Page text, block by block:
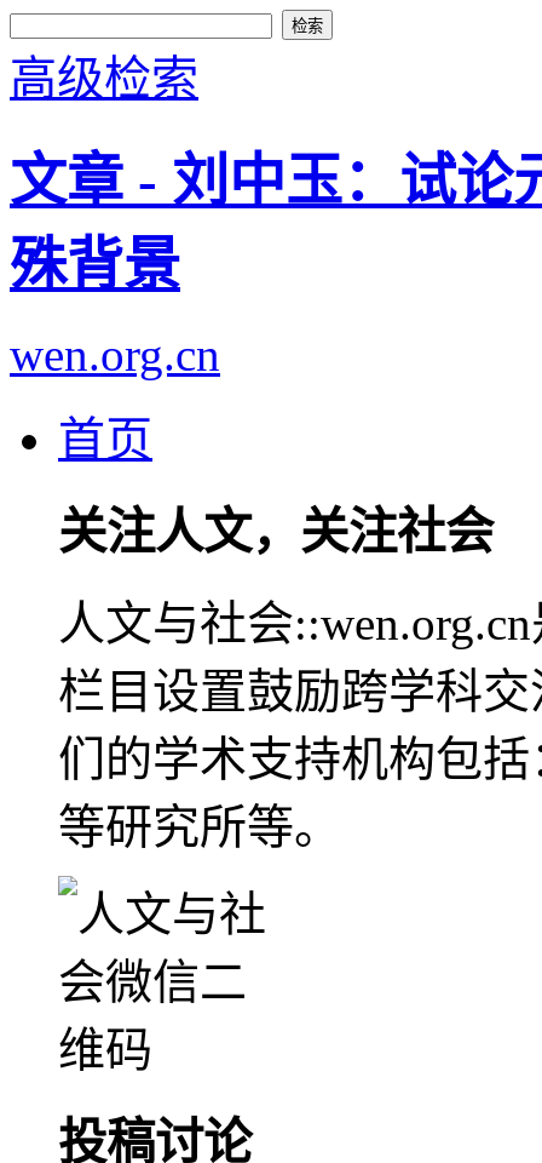
高级检索
文章 - 刘中玉：试论
殊背景
wen.org.cn
首页
关注人文，关注社会
人文与社会
栏目设置鼓励跨学科
们的学术支持机构包
等研究所等。
投稿讨论